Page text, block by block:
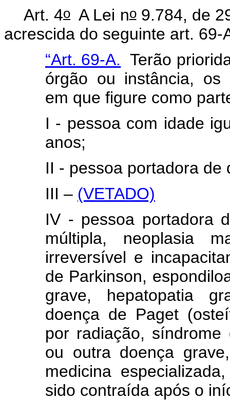
Art. 4oA Lei no9.784, de
acrescida do seguinte art. 69-
“Art. 69-A. Terão
órgão ou instância, os
em que figure como
I - pessoa com idade
anos;
II - pessoa portadora
III – (VETADO)
IV - pessoa portadora
múltipla, neoplasia
irreversível e
de Parkinson,
grave, hepatopatia
doença de Paget
por radiação, síndrome
ou outra doença
medicina
sido contraída após o